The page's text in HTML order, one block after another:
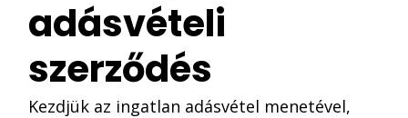
adásvételi
szerződés
Kezdjük az ingatlan adásvétel menetével,